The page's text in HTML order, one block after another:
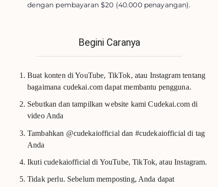
dengan pembayaran $20 (40.000 penayangan).
Begini Caranya
Buat konten di YouTube, TikTok, atau Instagram tentang
bagaimana cudekai.com dapat membantu pengguna.
Sebutkan dan tampilkan website kami Cudekai.com di
video Anda
Tambahkan @cudekaiofficial dan #cudekaiofficial di tag
Anda
Ikuti cudekaiofficial di YouTube, TikTok, atau Instagram.
Tidak perlu. Sebelum memposting, Anda dapat